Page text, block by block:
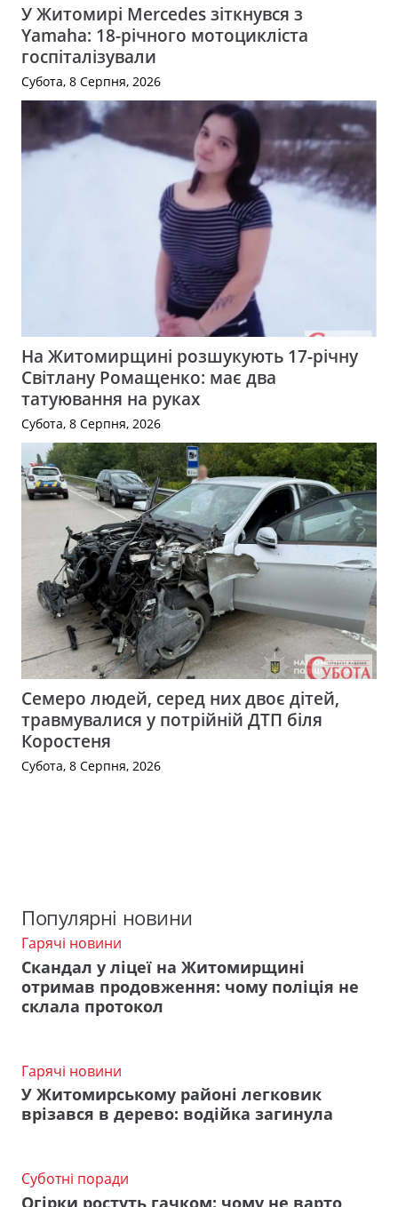
У Житомирі Mercedes зіткнувся з
Yamaha: 18-річного мотоцикліста
госпіталізували
Субота, 8 Серпня, 2026
На Житомирщині розшукують 17-річну
Світлану Ромащенко: має два
татуювання на руках
Субота, 8 Серпня, 2026
Семеро людей, серед них двоє дітей,
травмувалися у потрійній ДТП біля
Коростеня
Субота, 8 Серпня, 2026
Популярні новини
Гарячі новини
Скандал у ліцеї на Житомирщині
отримав продовження: чому поліція не
склала протокол
Гарячі новини
У Житомирському районі легковик
врізався в дерево: водійка загинула
Суботні поради
Огірки ростуть гачком: чому не варто